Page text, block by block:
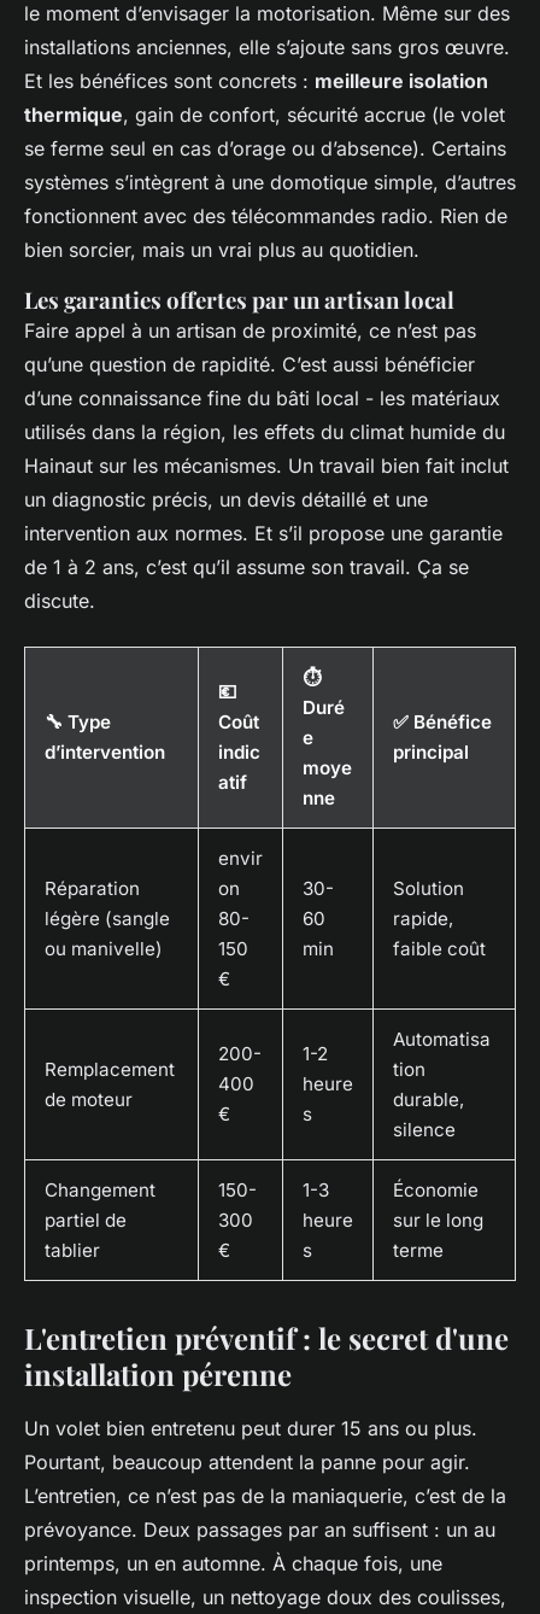
le moment d’envisager la motorisation. Même sur des
installations anciennes, elle s’ajoute sans gros œuvre.
Et les bénéfices sont concrets : meilleure isolation
thermique, gain de confort, sécurité accrue (le volet
se ferme seul en cas d’orage ou d’absence). Certains
systèmes s’intègrent à une domotique simple, d’autres
fonctionnent avec des télécommandes radio. Rien de
bien sorcier, mais un vrai plus au quotidien.
Les garanties offertes par un artisan local
Faire appel à un artisan de proximité, ce n’est pas
qu’une question de rapidité. C’est aussi bénéficier
d’une connaissance fine du bâti local - les matériaux
utilisés dans la région, les effets du climat humide du
Hainaut sur les mécanismes. Un travail bien fait inclut
un diagnostic précis, un devis détaillé et une
intervention aux normes. Et s’il propose une garantie
de 1 à 2 ans, c’est qu’il assume son travail. Ça se
discute.
🔧 Type
d’intervention
💶
Coût
indic
atif
⏱️
Duré
e
moye
nne
✅ Bénéfice
principal
Réparation
légère (sangle
ou manivelle)
envir
on
80-
150
€
30-
60
min
Solution
rapide,
faible coût
Remplacement
de moteur
200-
400
€
1-2
heure
s
Automatisa
tion
durable,
silence
Changement
partiel de
tablier
150-
300
€
1-3
heure
s
Économie
sur le long
terme
L'entretien préventif : le secret d'une
installation pérenne
Un volet bien entretenu peut durer 15 ans ou plus.
Pourtant, beaucoup attendent la panne pour agir.
L’entretien, ce n’est pas de la maniaquerie, c’est de la
prévoyance. Deux passages par an suffisent : un au
printemps, un en automne. À chaque fois, une
inspection visuelle, un nettoyage doux des coulisses,